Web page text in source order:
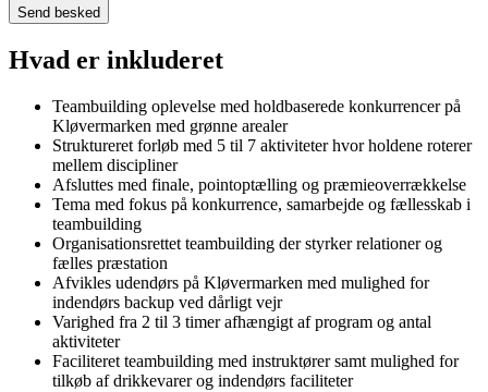
Send besked
Hvad er inkluderet
Teambuilding oplevelse med holdbaserede konkurrencer på
Kløvermarken med grønne arealer
Struktureret forløb med 5 til 7 aktiviteter hvor holdene roterer
mellem discipliner
Afsluttes med finale, pointoptælling og præmieoverrækkelse
Tema med fokus på konkurrence, samarbejde og fællesskab i
teambuilding
Organisationsrettet teambuilding der styrker relationer og
fælles præstation
Afvikles udendørs på Kløvermarken med mulighed for
indendørs backup ved dårligt vejr
Varighed fra 2 til 3 timer afhængigt af program og antal
aktiviteter
Faciliteret teambuilding med instruktører samt mulighed for
tilkøb af drikkevarer og indendørs faciliteter